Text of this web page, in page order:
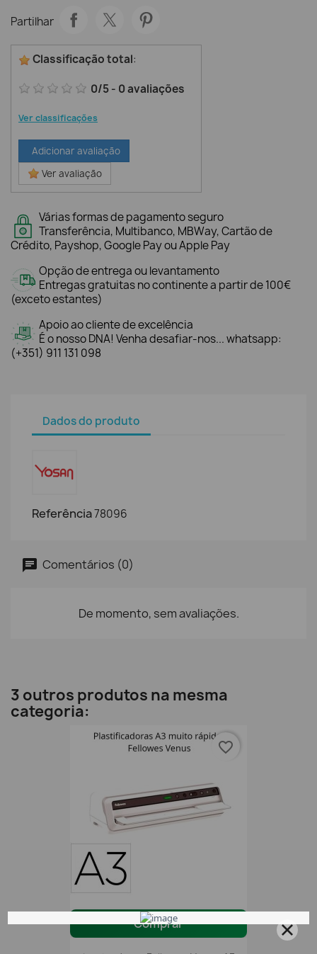
Partilhar
Classificação total:
0/5- 0avaliações
Ver classificações
Adicionar avaliação
Ver avaliação
Várias formas de pagamento seguro
Transferência, Multibanco, MBWay, Cartão de
Crédito, Payshop, Google Pay ou Apple Pay
Opção de entrega ou levantamento
Entregas gratuitas no continente a partir de 100€
(exceto estantes)
Apoio ao cliente de excelência
É o nosso DNA! Venha desafiar-nos... whatsapp:
(+351) 911 131 098
Dados do produto
Referência78096
Comentários (0)
De momento, sem avaliações.
3 outros produtos na mesma
categoria:
Comprar
favorite_border